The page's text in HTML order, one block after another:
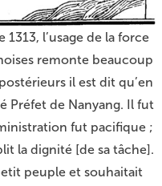
l’usage de la force
remonte beaucoup
il est dit qu’en
Préfet de Nanyang. Il fut
fut pacifique ;
la dignité [de sa tâche].
peuple et souhaitait